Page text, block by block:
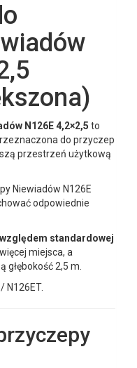
N126E 4,2×2,5 to
do przyczep
przestrzeń użytkową
Niewiadów N126E
odpowiednie
standardowej
miejsca, a
głębokość 2,5 m.
N126ET.